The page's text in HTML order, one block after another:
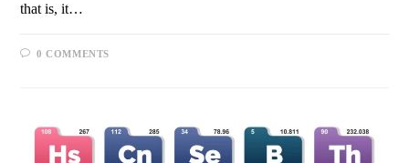
that is, it…
0 COMMENTS